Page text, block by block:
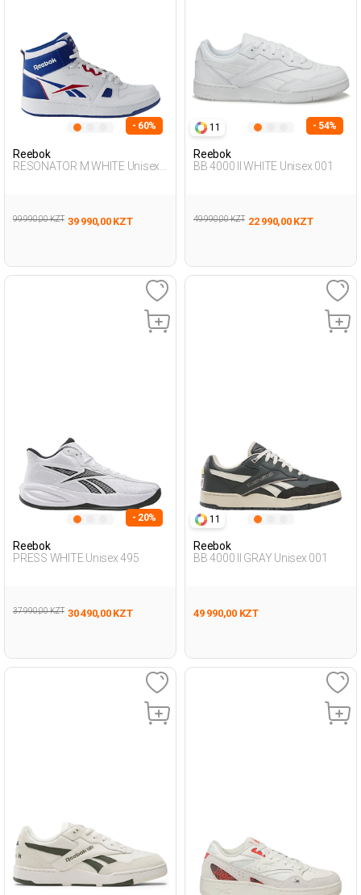
- 60%
Reebok
RESONATOR M WHITE Unisex
99 990,00 KZT 39 990,00 KZT
11 - 54%
Reebok
BB 4000 II WHITE Unisex 001
49 990,00 KZT 22 990,00 KZT
- 20%
Reebok
PRESS WHITE Unisex 495
37 990,00 KZT 30 490,00 KZT
11
Reebok
BB 4000 II GRAY Unisex 001
49 990,00 KZT